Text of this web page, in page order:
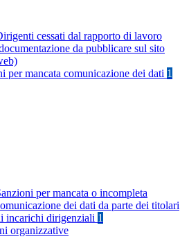
cessati dal rapporto di lavoro
da pubblicare sul sito
per mancata comunicazione dei dati 1
per mancata o incompleta
dei dati da parte dei titolari
incarichi dirigenziali 1
organizzative